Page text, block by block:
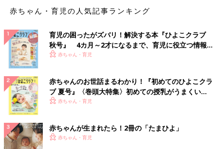
赤ちゃん・育児の人気記事ランキング
育児の困ったがズバリ！解決する本『ひよこクラブ
秋号』 4カ月～2才になるまで、育児に役立つ情報が
いっぱい！
赤ちゃん・育児
赤ちゃんのお世話まるわかり！『初めてのひよこクラ
ブ 夏号』〈巻頭大特集〉初めての授乳がうまくい
く！ おっぱい・ミルクの基本と夏のトラブル 解決テ
赤ちゃん・育児
赤ちゃんが生まれたら！2冊の「たまひよ」
赤ちゃん・育児